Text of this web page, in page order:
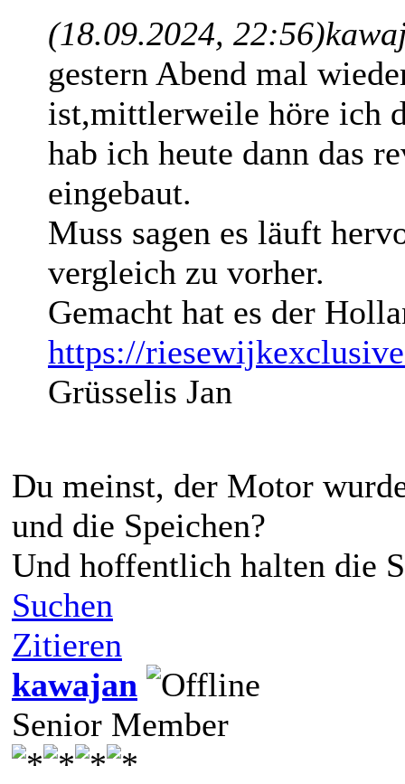
(18.09.2024, 22:56)
gestern Abend mal
ist,mittlerweile höre ich
hab ich heute dann das
eingebaut.
Muss sagen es läuft
vergleich zu vorher.
Gemacht hat es der
https://
Grüsselis Jan
Du meinst, der Motor
und die Speichen?
Und hoffentlich halten die
Suchen
Zitieren
kawajan
Senior Member